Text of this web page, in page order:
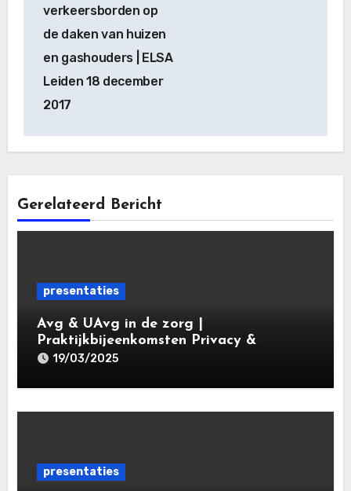
verkeersborden op
de daken van huizen
en gashouders | ELSA
Leiden 18 december
2017
Gerelateerd Bericht
presentaties
Avg & UAvg in de zorg |
Praktijkbijeenkomsten Privacy &
Gegevensbescherming in de Zorg 2025 |
19/03/2025
presentaties